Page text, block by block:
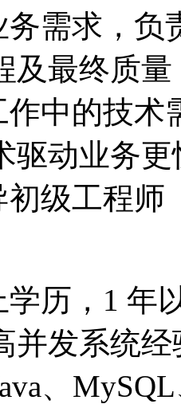
务需求，
及最终质量
作中的技
驱动业务
初级工程师
历，1 年
并发系统经
、